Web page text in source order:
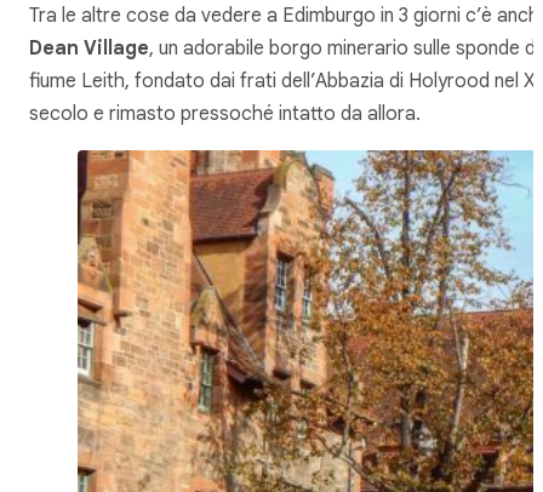
Tra le altre cose da vedere a Edimburgo in 3 giorni c’è
Dean Village, un adorabile borgo minerario sulle sponde
fiume Leith, fondato dai frati dell’Abbazia di Holyrood nel
secolo e rimasto pressoché intatto da allora.